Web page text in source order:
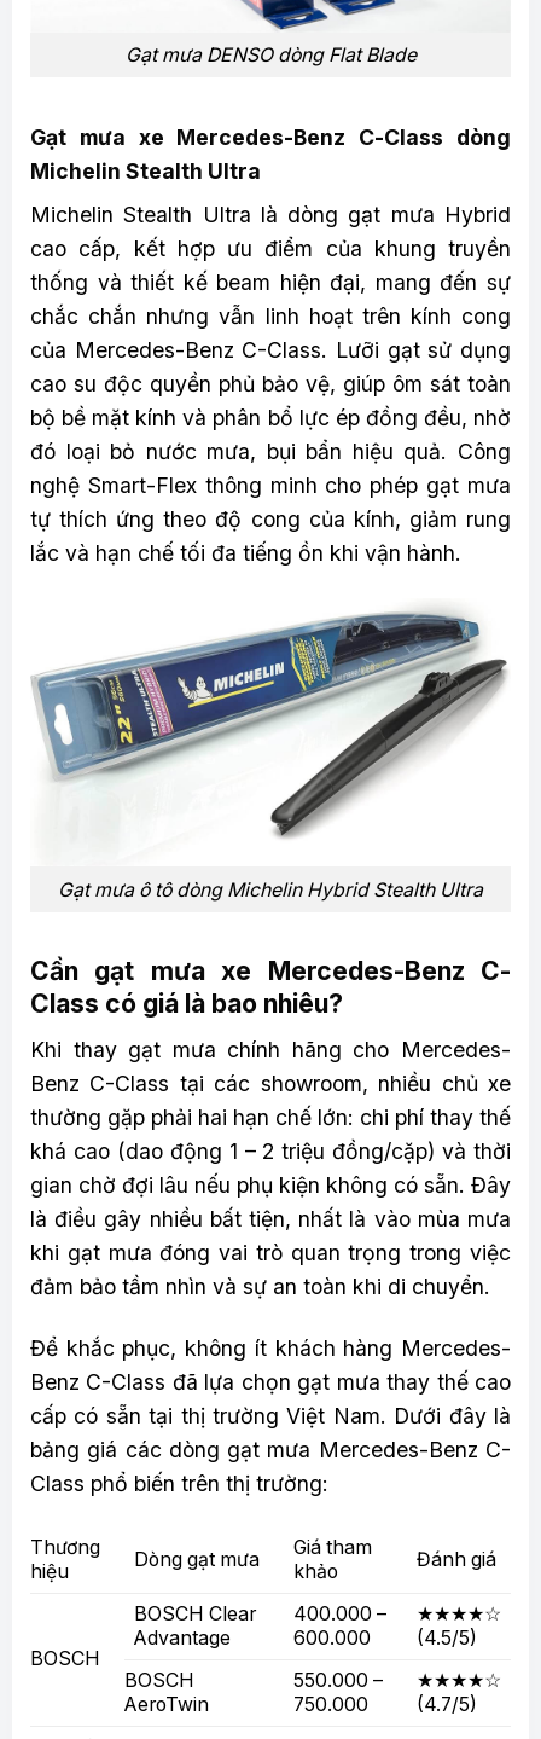
Gạt mưa DENSO dòng Flat Blade
Gạt mưa xe Mercedes-Benz C-Class dòng
Michelin Stealth Ultra
Michelin Stealth Ultra là dòng gạt mưa Hybrid
cao cấp, kết hợp ưu điểm của khung truyền
thống và thiết kế beam hiện đại, mang đến sự
chắc chắn nhưng vẫn linh hoạt trên kính cong
của Mercedes-Benz C-Class. Lưỡi gạt sử dụng
cao su độc quyền phủ bảo vệ, giúp ôm sát toàn
bộ bề mặt kính và phân bổ lực ép đồng đều, nhờ
đó loại bỏ nước mưa, bụi bẩn hiệu quả. Công
nghệ Smart-Flex thông minh cho phép gạt mưa
tự thích ứng theo độ cong của kính, giảm rung
lắc và hạn chế tối đa tiếng ồn khi vận hành.
Gạt mưa ô tô dòng Michelin Hybrid Stealth Ultra
Cần gạt mưa xe Mercedes-Benz C-
Class có giá là bao nhiêu?
Khi thay gạt mưa chính hãng cho Mercedes-
Benz C-Class tại các showroom, nhiều chủ xe
thường gặp phải hai hạn chế lớn: chi phí thay thế
khá cao (dao động 1 – 2 triệu đồng/cặp) và thời
gian chờ đợi lâu nếu phụ kiện không có sẵn. Đây
là điều gây nhiều bất tiện, nhất là vào mùa mưa
khi gạt mưa đóng vai trò quan trọng trong việc
đảm bảo tầm nhìn và sự an toàn khi di chuyển.
Để khắc phục, không ít khách hàng Mercedes-
Benz C-Class đã lựa chọn gạt mưa thay thế cao
cấp có sẵn tại thị trường Việt Nam. Dưới đây là
bảng giá các dòng gạt mưa Mercedes-Benz C-
Class phổ biến trên thị trường:
Thương
hiệu
Dòng gạt mưa
Giá tham
khảo
Đánh giá
BOSCH
BOSCH Clear
Advantage
400.000 –
600.000
★★★★☆
(4.5/5)
BOSCH
AeroTwin
550.000 –
750.000
★★★★☆
(4.7/5)